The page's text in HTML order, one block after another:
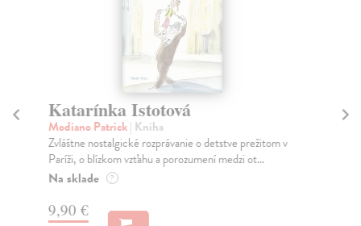
Katarínka Istotová
Modiano Patrick| Kniha
Zvláštne nostalgické rozprávanie o detstve prežitom v
Paríži, o blízkom vzťahu a porozumení medzi ot...
Na sklade ?
9,90 €